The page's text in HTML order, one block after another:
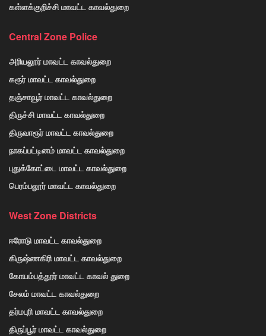
கள்ளக்குறிச்சி மாவட்ட காவல்துறை
Central Zone Police
அரியலூர் மாவட்ட காவல்துறை
கரூர் மாவட்ட காவல்துறை
தஞ்சாவூர் மாவட்ட காவல்துறை
திருச்சி மாவட்ட காவல்துறை
திருவாரூர் மாவட்ட காவல்துறை
நாகப்பட்டினம் மாவட்ட காவல்துறை
புதுக்கோட்டை மாவட்ட காவல்துறை
பெரம்பலூர் மாவட்ட காவல்துறை
West Zone Districts
ஈரோடு மாவட்ட காவல்துறை
கிருஷ்ணகிரி மாவட்ட காவல்துறை
கோயம்பத்தூர் மாவட்ட காவல் துறை
சேலம் மாவட்ட காவல்துறை
தர்மபுரி மாவட்ட காவல்துறை
திருப்பூர் மாவட்ட காவல்துறை